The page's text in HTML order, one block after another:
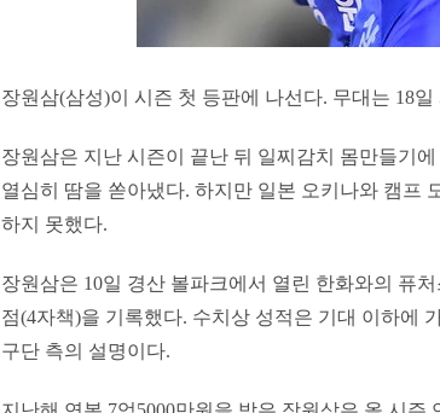
장원삼(삼성)이 시즌 첫 등판에 나선다. 무대는 18
장원삼은 지난 시즌이 끝난 뒤 일찌감치 몸만들기
열심히 땀을 쏟아냈다. 하지만 일본 오키나와 캠프
하지 못했다.
장원삼은 10일 경산 볼파크에서 열린 한화와의 퓨
점(4자책)을 기록했다. 수치상 성적은 기대 이하에
구단 측의 설명이다.